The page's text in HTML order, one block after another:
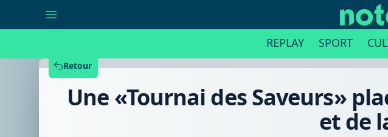
REPLAY SPORT
Retour
Une «Tournai des Saveurs»
et de